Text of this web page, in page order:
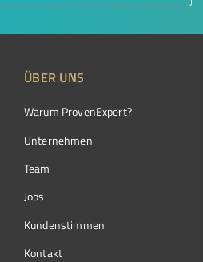
ÜBER UNS
Warum ProvenExpert?
Unternehmen
Team
Jobs
Kundenstimmen
Kontakt